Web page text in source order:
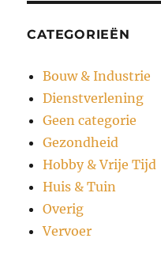
CATEGORIEËN
Bouw & Industrie
Dienstverlening
Geen categorie
Gezondheid
Hobby & Vrije Tijd
Huis & Tuin
Overig
Vervoer